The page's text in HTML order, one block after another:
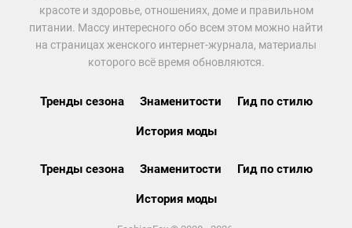
красоте и здоровье, отношениях, доме и правильном
питании. Массу интересного обо всем этом можно найти
на страницах женского интернет-журнала, материалы
которого всё время обновляются.
Тренды сезона Знаменитости Гид по стилю
История моды
Тренды сезона Знаменитости Гид по стилю
История моды